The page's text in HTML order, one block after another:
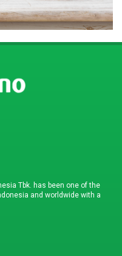
Tbk. has been one of the
and worldwide with a